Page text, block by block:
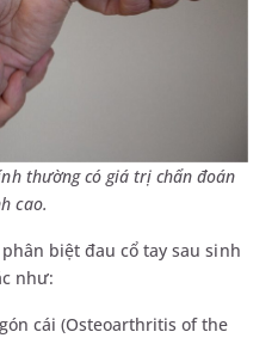
thường có giá trị chẩn đoán
cao.
biệt đau cổ tay sau sinh
như:
cái (Osteoarthritis of the